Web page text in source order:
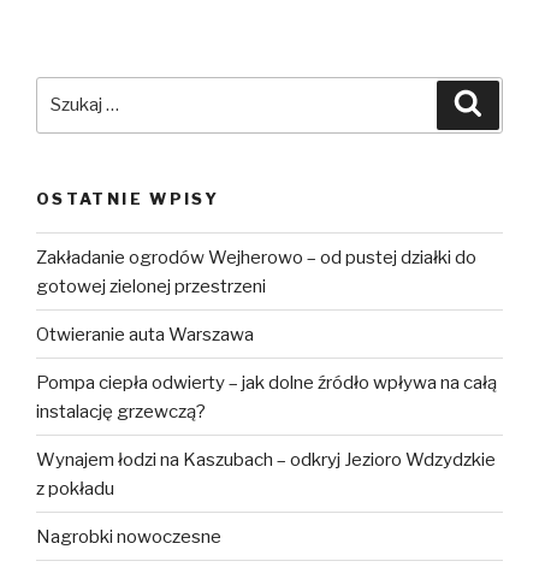
OSTATNIE WPISY
Zakładanie ogrodów Wejherowo – od pustej działki do
gotowej zielonej przestrzeni
Otwieranie auta Warszawa
Pompa ciepła odwierty – jak dolne źródło wpływa na całą
instalację grzewczą?
Wynajem łodzi na Kaszubach – odkryj Jezioro Wdzydzkie
z pokładu
Nagrobki nowoczesne